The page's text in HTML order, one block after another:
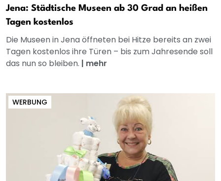
Jena: Städtische Museen ab 30 Grad an heißen
Tagen kostenlos
Die Museen in Jena öffneten bei Hitze bereits an zwei
Tagen kostenlos ihre Türen – bis zum Jahresende soll
das nun so bleiben. | mehr
WERBUNG